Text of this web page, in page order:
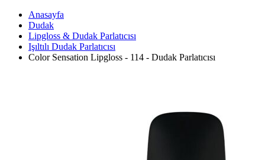
Anasayfa
Dudak
Lipgloss & Dudak Parlatıcısı
Işıltılı Dudak Parlatıcısı
Color Sensation Lipgloss - 114 - Dudak Parlatıcısı